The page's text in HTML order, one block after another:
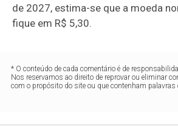
de 2027, estima-se que a moeda
fique em R$ 5,30.
* O conteúdo de cada comentário é de
Nos reservamos ao direito de reprovar ou eliminar
com o propósito do site ou que contenham palavras